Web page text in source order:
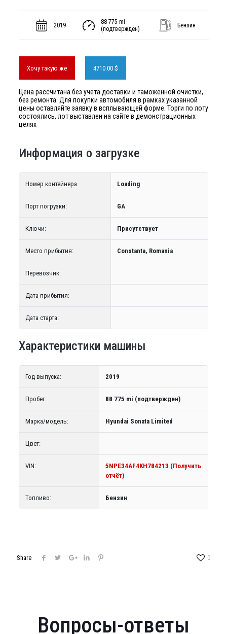
2019
88 775 mi
(подтвержден)
Бензин
Хочу такую же 4710.00 $
Цена рассчитана без учета доставки и таможенной очистки,
без ремонта. Для покупки автомобиля в рамках указанной
цены оставляйте заявку в всплывающей форме. Торги по лоту
состоялись, лот выставлен на сайте в демонстрационных
целях
Информация о загрузке
Номер контейнера Loading
Порт погрузки: GA
Ключи: Присутствует
Место прибытия: Constanta, Romania
Перевозчик:
Дата прибытия:
Дата старта:
Характеристики машины
Год выпуска: 2019
Пробег: 88 775 mi (подтвержден)
Марка/модель: Hyundai Sonata Limited
Цвет:
VIN:
5NPE34AF4KH784213 (Получить
отчёт)
Топливо: Бензин
Share 0
Вопросы-ответы